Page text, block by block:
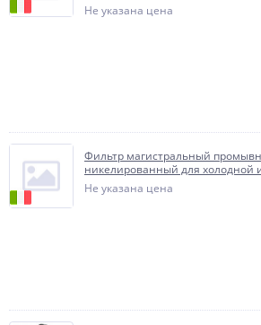
Не указана цена
Фильтр магистральный
никелированный для холодной
Не указана цена